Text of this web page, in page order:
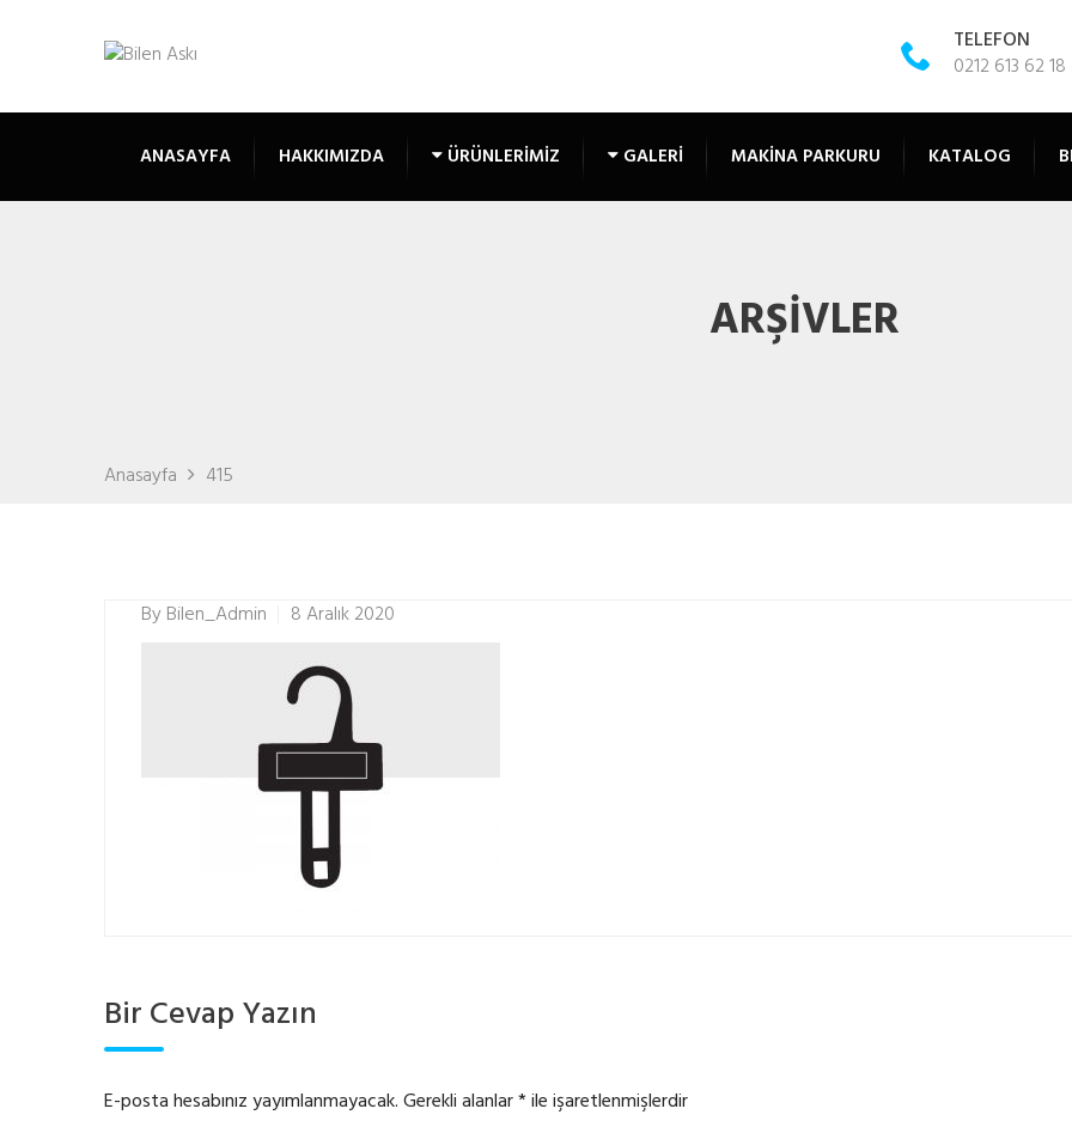
TELEFON
0212 613 62
ANASAYFA HAKKIMIZDA ÜRÜNLERIMIZ GALERI MAKINA PARKURU KATALOG
ARŞIVLER
Anasayfa 415
ByBilen_Admin 8 Aralık 2020
Bir Cevap Yazın
E-posta hesabınız yayımlanmayacak.Gerekli alanlar*ile işaretlenmişlerdir